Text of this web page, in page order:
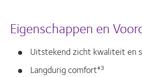
Eigenschappen en
Uitstekend zicht kwaliteit en
Langdurig comfort‡3